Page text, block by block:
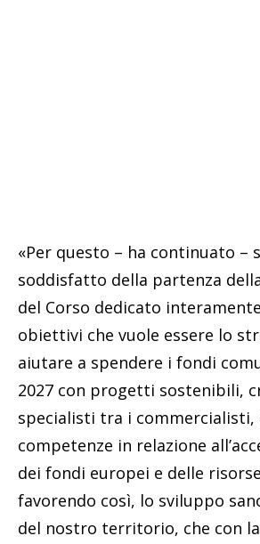
«Per questo – ha continuato –
soddisfatto della partenza
del Corso dedicato
obiettivi che vuole essere lo
aiutare a spendere i fondi
2027 con progetti sostenibili,
specialisti tra i commercialisti,
competenze in relazione
dei fondi europei e delle
favorendo così, lo sviluppo
del nostro territorio, che con